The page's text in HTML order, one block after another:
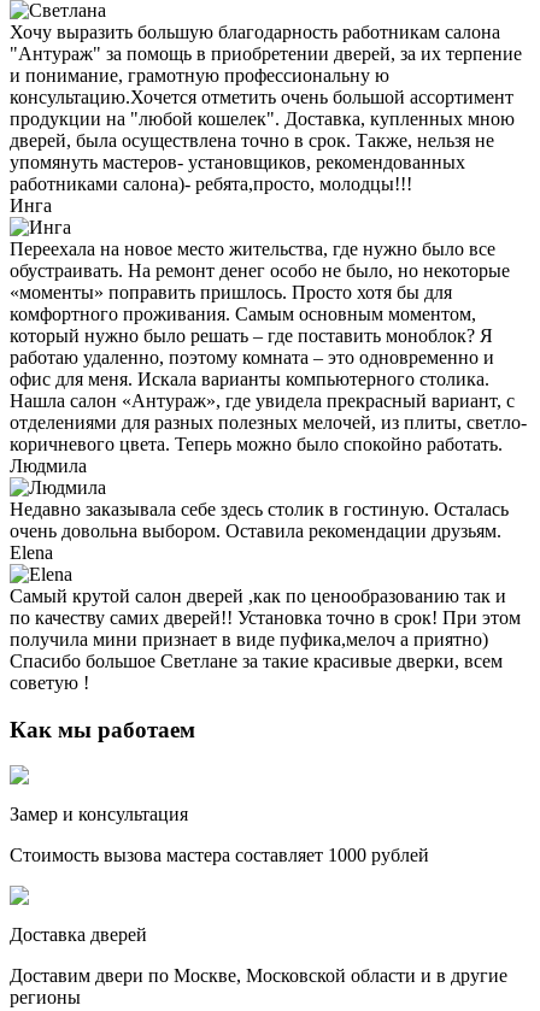
Хочу выразить большую благодарность работникам салона
"Антураж" за помощь в приобретении дверей, за их терпение
и понимание, грамотную профессиональну ю
консультацию.Хочется отметить очень большой ассортимент
продукции на "любой кошелек". Доставка, купленных мною
дверей, была осуществлена точно в срок. Также, нельзя не
упомянуть мастеров- установщиков, рекомендованных
работниками салона)- ребята,просто, молодцы!!!
Инга
Переехала на новое место жительства, где нужно было все
обустраивать. На ремонт денег особо не было, но некоторые
«моменты» поправить пришлось. Просто хотя бы для
комфортного проживания. Самым основным моментом,
который нужно было решать – где поставить моноблок? Я
работаю удаленно, поэтому комната – это одновременно и
офис для меня. Искала варианты компьютерного столика.
Нашла салон «Антураж», где увидела прекрасный вариант, с
отделениями для разных полезных мелочей, из плиты, светло-
коричневого цвета. Теперь можно было спокойно работать.
Людмила
Недавно заказывала себе здесь столик в гостиную. Осталась
очень довольна выбором. Оставила рекомендации друзьям.
Elena
Самый крутой салон дверей ,как по ценообразованию так и
по качеству самих дверей!! Установка точно в срок! При этом
получила мини признает в виде пуфика,мелоч а приятно)
Спасибо большое Светлане за такие красивые дверки, всем
советую !
Как мы работаем
Замер и консультация
Стоимость вызова мастера составляет 1000 рублей
Доставка дверей
Доставим двери по Москве, Московской области и в другие
регионы